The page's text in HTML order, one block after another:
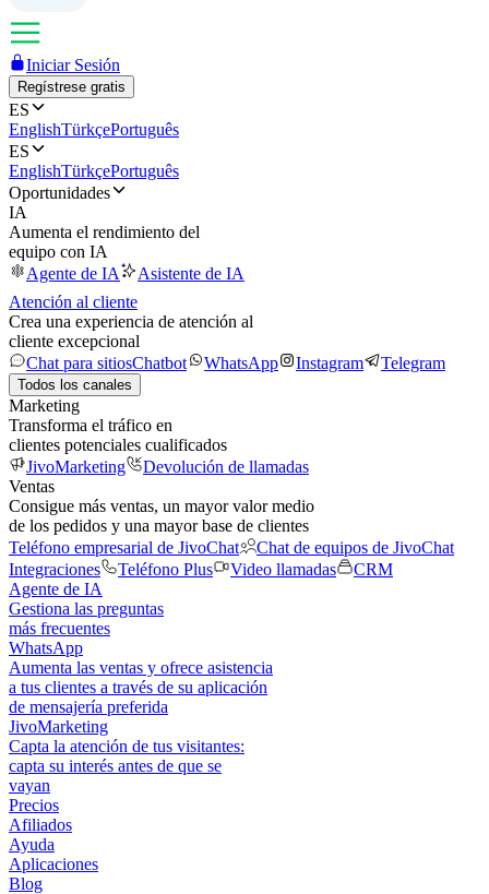
Iniciar Sesión
Regístrese gratis
ES
EnglishTürkçePortuguês
ES
EnglishTürkçePortuguês
Oportunidades
IA
Aumenta el rendimiento del
equipo con IA
Agente de IA
Asistente de IA
Atención al cliente
Crea una experiencia de atención al
cliente excepcional
Chat para sitiosChatbot WhatsApp Instagram Telegram
Todos los canales
Marketing
Transforma el tráfico en
clientes potenciales cualificados
JivoMarketing
Devolución de llamadas
Ventas
Consigue más ventas, un mayor valor medio
de los pedidos y una mayor base de clientes
Teléfono empresarial de JivoChat
Chat de equipos de JivoChat
Integraciones
Teléfono Plus Video llamadas
CRM
Agente de IA
Gestiona las preguntas
más frecuentes
WhatsApp
Aumenta las ventas y ofrece asistencia
a tus clientes a través de su aplicación
de mensajería preferida
JivoMarketing
Capta la atención de tus visitantes:
capta su interés antes de que se
vayan
Precios
Afiliados
Ayuda
Aplicaciones
Blog